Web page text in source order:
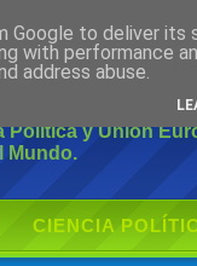
Política y Unión
Mundo.
CIENCIA
Google to deliver its
with performance
address abuse.